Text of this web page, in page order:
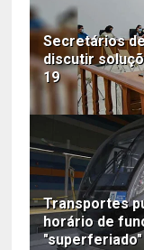
Secretários
discutir
19
Transportes
horário de
"superferiado"